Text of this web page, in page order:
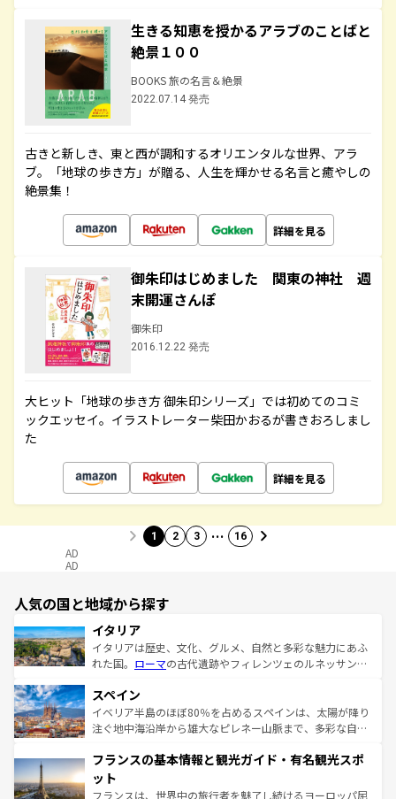
生きる知恵を授かるアラブのことばと
絶景１００
BOOKS 旅の名言＆絶景
2022.07.14 発売
古きと新しき、東と西が調和するオリエンタルな世界、アラ
ブ。「地球の歩き方」が贈る、人生を輝かせる名言と癒やしの
絶景集！
詳細を見る
御朱印はじめました 関東の神社 週
末開運さんぽ
御朱印
2016.12.22 発売
大ヒット「地球の歩き方 御朱印シリーズ」では初めてのコミ
ックエッセイ。イラストレーター柴田かおるが書きおろしまし
た
詳細を見る
1 2 3 … 16
AD
AD
人気の国と地域から探す
イタリア
イタリアは歴史、文化、グルメ、自然と多彩な魅力にあふ
れた国。 ローマの古代遺跡やフィレンツェのルネッサンス
ろん、トスカーナの美しい田園風景やアマルフィ海岸の絶
景など、自然景観も見逃せない。観光の合間には、本場の
ピザやパスタなど、絶品のイタリア料理を堪能することも
ませてくれるイタリアで、忘れられない旅をしてみよう！
なお、新着のイタリア情報は
しい。
スペイン
イベリア半島のほぼ80％を占めるスペインは、太陽が降り
注ぐ地中海沿岸から雄大なピレネー山脈まで、多彩な自然
文化が根付くこの国では、情熱的なフラメンコ、熱気あふ
れる闘牛、そして美味しいタパスが生活の一部となってい
る。首都マドリードの洗練された雰囲気や、バルセロナの
フランスの基本情報と観光ガイド・有名観光スポ
ット
フランスは、世界中の旅行者を魅了し続けるヨーロッパ屈